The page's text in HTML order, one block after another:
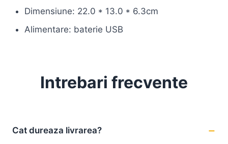
Dimensiune: 22.0 * 13.0 * 6.3cm
Alimentare: baterie USB
Intrebari frecvente
Cat dureaza livrarea?